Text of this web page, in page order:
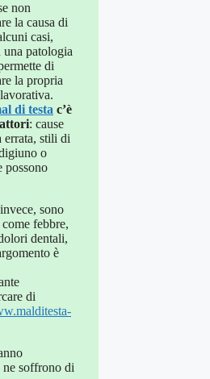
non
la causa di
casi,
patologia
di
la propria
di testa c’è
: cause
errata, stili di
o
possono
sono
febbre,
dentali,
è
di
ne soffrono di